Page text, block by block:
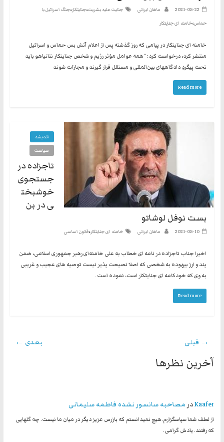
2021-05-22 ماهان ایرانی جنایت علیه بشریت،جنایتکار،جنگ اسرائیل با
حماس،خامنه ای جنایتکار
خامنه ای جنایتکار در پیامی که روز گذشته پس از اعلام آتش بس حماس و اسرائیل
منتشر کرد، درخواست کرد: “همه‌ عوامل مؤثر رژیم و شخص جنایتکار نتانیاهو باید
تحت پیگردِ دادگاههای بین‌المللی و مستقل قرار گیرند و مجازات شوند
Read more
اندیشه
سیاست
تاجزاده در
جستجوی
خوشبخت
ی در بن
بست نوفل لوشاتو
2021-05-10 ماهان ایرانی خامنه ای جنایتکار،قانون اساسی
اخیرا جناب تاجزاده در نامه ای خطاب به علی خامنه‌ای‎ رهبر جمهوری اسلامی، ضمن
پند و ارز بیهوده به شخصی که اصلا نصیحت پذیر نیست توصیه های عجیب و غریبی
به وی که خودکامه ای جنایتکار است، نموده است .
Read more
→ قبلی بعدی ←
آخرین نظرها
Kaaferدر مصاحبه سانسور نشده فاطمه سلیمانی
از لطف شما سپاسگزارم.هیچ نمیدانستم که بازرس عزیز دیگر در میان ما نیست. چه گلهایی
که رفتند. یادش گرامی.